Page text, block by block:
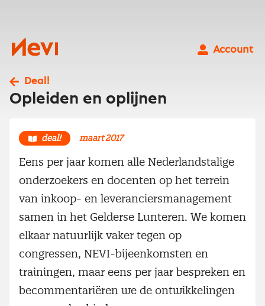
Nevi
Account
Deal!
Opleiden en oplijnen
deal! maart 2017
Eens per jaar komen alle Nederlandstalige
onderzoekers en docenten op het terrein
van inkoop- en leveranciersmanagement
samen in het Gelderse Lunteren. We komen
elkaar natuurlijk vaker tegen op
congressen, NEVI-bijeenkomsten en
trainingen, maar eens per jaar bespreken en
becommentariëren we de ontwikkelingen